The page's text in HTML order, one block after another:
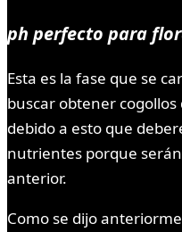
ph perfecto para
Esta es la fase que se
buscar obtener
debido a esto que
nutrientes porque
anterior.
Como se dijo